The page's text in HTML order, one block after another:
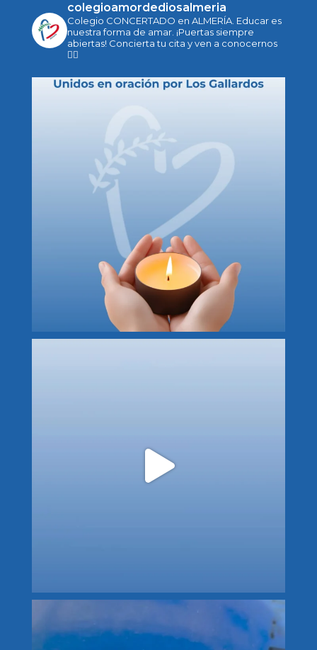
colegioamordediosalmeria
Colegio CONCERTADO en ALMERÍA. Educar es
nuestra forma de amar. ¡Puertas siempre
abiertas! Concierta tu cita y ven a conocernos
👇🏻